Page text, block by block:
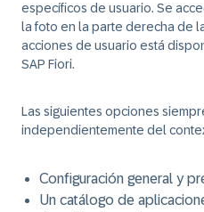
específicos de usuario. Se
la foto en la parte derecha de
acciones de usuario está
SAP Fiori.
Las siguientes opciones
independientemente del
Configuración general y
Un catálogo de